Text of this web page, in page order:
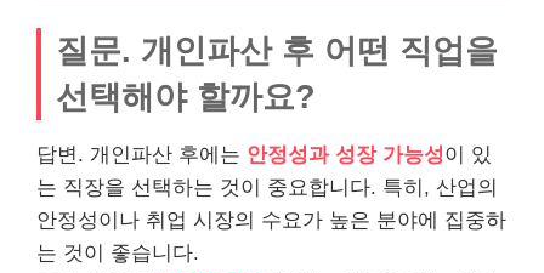
질문. 개인파산 후 어떤 직업을
선택해야 할까요?
답변. 개인파산 후에는 안정성과 성장 가능성이 있
는 직장을 선택하는 것이 중요합니다. 특히, 산업의
안정성이나 취업 시장의 수요가 높은 분야에 집중하
는 것이 좋습니다.